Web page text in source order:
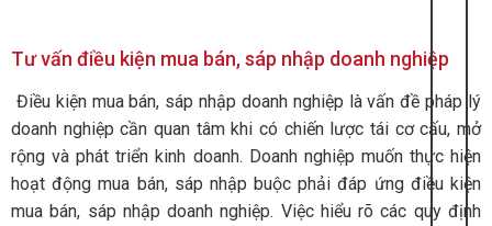
Tư vấn điều kiện mua bán, sáp nhập doanh nghiệp
Điều kiện mua bán, sáp nhập doanh nghiệp là vấn đề pháp lý
doanh nghiệp cần quan tâm khi có chiến lược tái cơ cấu, mở
rộng và phát triển kinh doanh. Doanh nghiệp muốn thực hiện
hoạt động mua bán, sáp nhập buộc phải đáp ứng điều kiện
mua bán, sáp nhập doanh nghiệp. Việc hiểu rõ các quy định